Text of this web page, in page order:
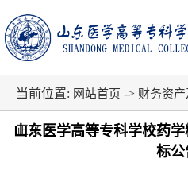
当前位置: 网站首页 -> 财务资
正文
山东医学高等专科学校药
标公